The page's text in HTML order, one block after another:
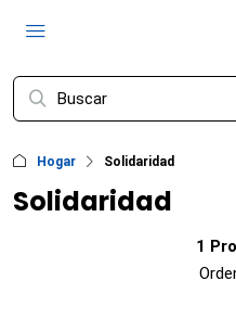
Hogar Solidaridad
Solidaridad
1